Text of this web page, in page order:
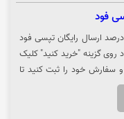
برای سفارش آنلاین نان میتوانید از تخفیف 100 درصد ارسال رایگان تپسی فود
روی گزینه "خرید کنید" کلیک
خود را ثبت کنید تا